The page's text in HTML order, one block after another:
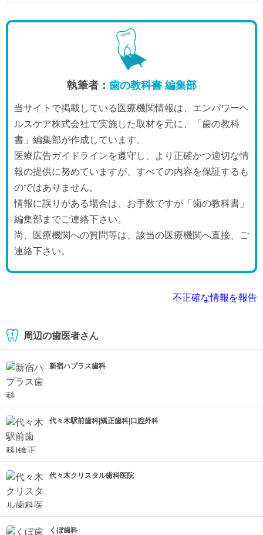
執筆者： 歯の教科書 編集部
当サイトで掲載している医療機関情報は、エンパワーヘ
ルスケア株式会社で実施した取材を元に、「歯の教科
書」編集部が作成しています。
医療広告ガイドラインを遵守し、より正確かつ適切な情
報の提供に努めていますが、すべての内容を保証するも
のではありません。
情報に誤りがある場合は、お手数ですが「歯の教科書」
編集部までご連絡下さい。
尚、医療機関への質問等は、該当の医療機関へ直接、ご
連絡下さい。
不正確な情報を報告
周辺の歯医者さん
新宿ハプラス歯科
代々木駅前歯科|矯正歯科|口腔外科
代々木クリスタル歯科医院
くぼ歯科